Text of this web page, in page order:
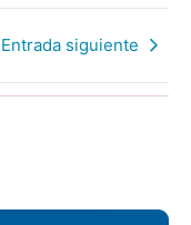
Entrada siguiente